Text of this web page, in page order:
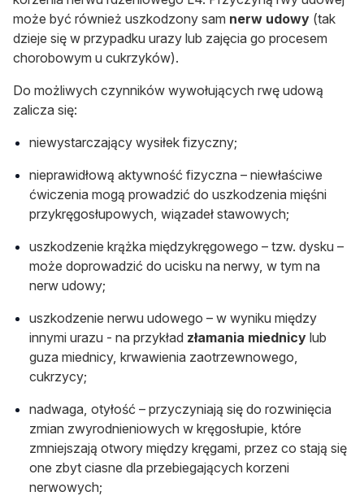
może być również uszkodzony sam nerw udowy (tak
dzieje się w przypadku urazy lub zajęcia go procesem
chorobowym u cukrzyków).
Do możliwych czynników wywołujących rwę udową
zalicza się:
niewystarczający wysiłek fizyczny;
nieprawidłową aktywność fizyczna – niewłaściwe
ćwiczenia mogą prowadzić do uszkodzenia mięśni
przykręgosłupowych, wiązadeł stawowych;
uszkodzenie krążka międzykręgowego – tzw. dysku –
może doprowadzić do ucisku na nerwy, w tym na
nerw udowy;
uszkodzenie nerwu udowego – w wyniku między
innymi urazu - na przykład złamania miednicy lub
guza miednicy, krwawienia zaotrzewnowego,
cukrzycy;
nadwaga, otyłość – przyczyniają się do rozwinięcia
zmian zwyrodnieniowych w kręgosłupie, które
zmniejszają otwory między kręgami, przez co stają się
one zbyt ciasne dla przebiegających korzeni
nerwowych;